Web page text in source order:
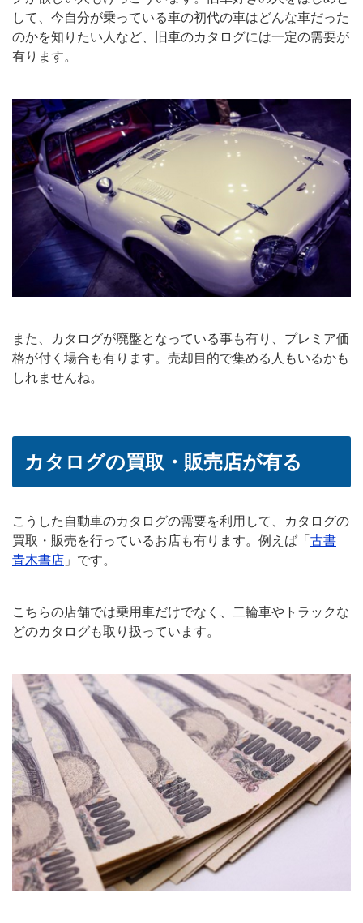
して、今自分が乗っている車の初代の車はどんな車だった
のかを知りたい人など、旧車のカタログには一定の需要が
有ります。
また、カタログが廃盤となっている事も有り、プレミア価
格が付く場合も有ります。売却目的で集める人もいるかも
しれませんね。
カタログの買取・販売店が有る
こうした自動車のカタログの需要を利用して、カタログの
買取・販売を行っているお店も有ります。例えば「 古書
青木書店 」です。
こちらの店舗では乗用車だけでなく、二輪車やトラックな
どのカタログも取り扱っています。